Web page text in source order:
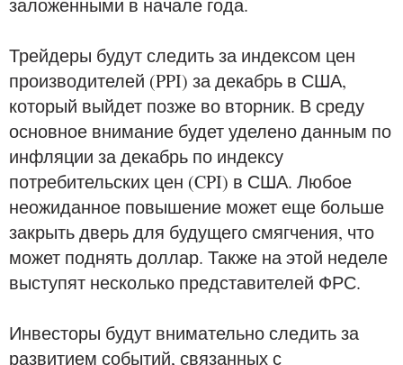
заложенными в начале года.
Трейдеры будут следить за индексом цен
производителей (PPI) за декабрь в США,
который выйдет позже во вторник. В среду
основное внимание будет уделено данным по
инфляции за декабрь по индексу
потребительских цен (CPI) в США. Любое
неожиданное повышение может еще больше
закрыть дверь для будущего смягчения, что
может поднять доллар. Также на этой неделе
выступят несколько представителей ФРС.
Инвесторы будут внимательно следить за
развитием событий, связанных с